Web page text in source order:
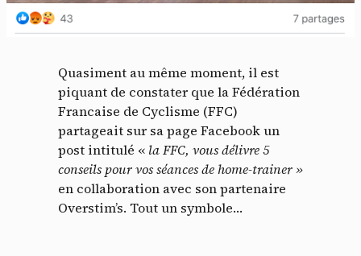
Quasiment au même moment, il est
piquant de constater que la Fédération
Francaise de Cyclisme (FFC)
partageait sur sa page Facebook un
post intitulé « la FFC, vous délivre 5
conseils pour vos séances de home-trainer »
en collaboration avec son partenaire
Overstim’s. Tout un symbole…